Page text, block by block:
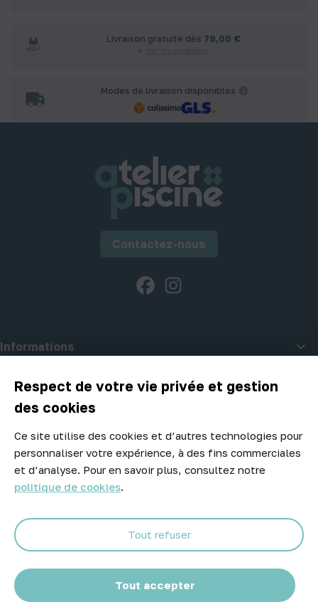
Respect de votre vie privée et gestion
des cookies
Ce site utilise des cookies et d’autres technologies pour
personnaliser votre expérience, à des fins commerciales
et d’analyse. Pour en savoir plus, consultez notre
politique de cookies.
Tout accepter
Tout refuser
Livraison gratuite dès 79,00 €
Modes de livraison disponibles
Contactez-nous
Facebook
Informations 
A propos d'Atelier Piscine
Newsletter
Ne manquez aucune opportunité ! Restez informé de nos meilleurs
prix et nouveaux arrivages.
Abonnez-vous